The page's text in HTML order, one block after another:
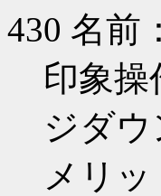
430 名前：
印象
ジダ
メリ